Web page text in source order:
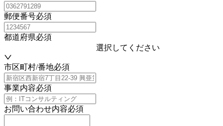
郵便番号必須
都道府県必須
選択してください
市区町村/番地必須
事業内容必須
お問い合わせ内容必須